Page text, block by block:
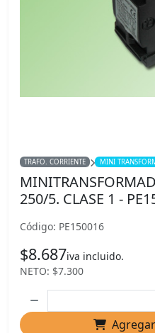
TRAFO. CORRIENTE MINI
250/5. CLASE 1 -
Código: PE150016
$8.687iva incluido.
NETO: $7.300